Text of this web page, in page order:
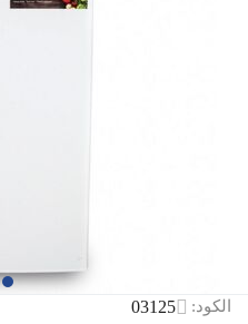
الكود: 03125